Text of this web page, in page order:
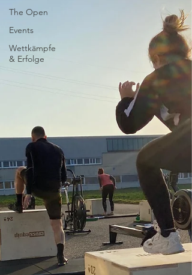
The Open
Events
Wettkämpfe
& Erfolge